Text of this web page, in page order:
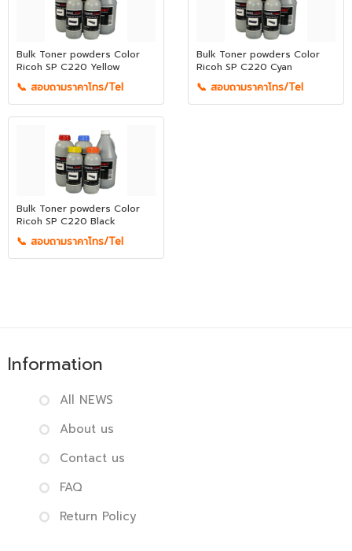
Bulk Toner powders Color
Ricoh SP C220 Yellow
📞 สอบถามราคาโทร/Tel
Bulk Toner powders Color
Ricoh SP C220 Cyan
📞 สอบถามราคาโทร/Tel
Bulk Toner powders Color
Ricoh SP C220 Black
📞 สอบถามราคาโทร/Tel
Information
All NEWS
About us
Contact us
FAQ
Return Policy